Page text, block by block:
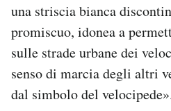
una striscia bianca
promiscuo, idonea a
sulle strade urbane dei
senso di marcia degli altri
dal simbolo del